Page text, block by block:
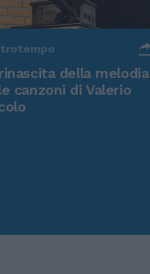
della melodia
canzoni di Valerio